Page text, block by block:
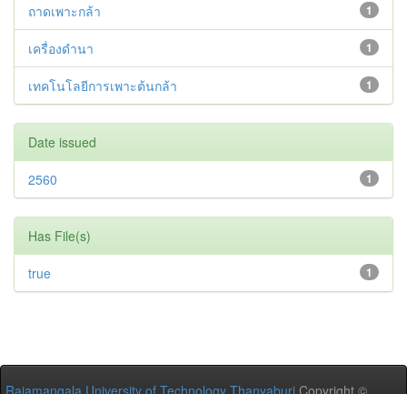
1
ถาดเพาะกล้า
1
เครื่องดำนา
1
เทคโนโลยีการเพาะต้นกล้า
Date issued
1
2560
Has File(s)
1
true
Rajamangala University of Technology Thanyaburi Copyright ©